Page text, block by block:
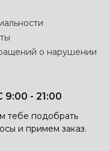
о нарушении
- 21:00
тебе подобрать
и примем заказ.